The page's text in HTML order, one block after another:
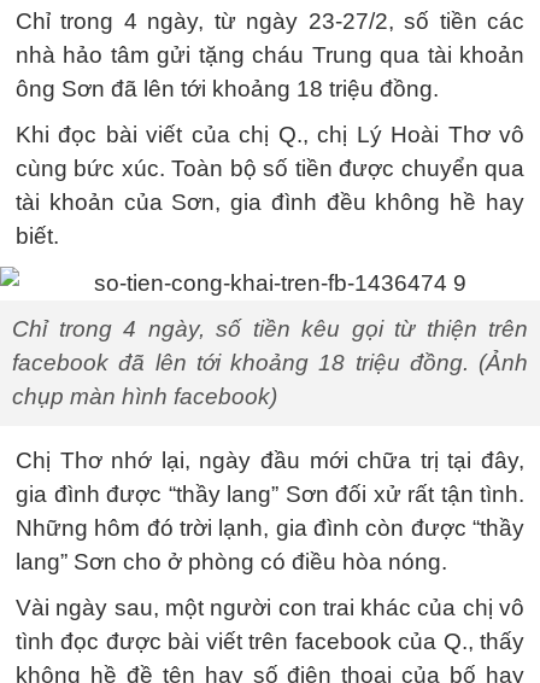
Chỉ trong 4 ngày, từ ngày 23-27/2, số tiền các
nhà hảo tâm gửi tặng cháu Trung qua tài khoản
ông Sơn đã lên tới khoảng 18 triệu đồng.
Khi đọc bài viết của chị Q., chị Lý Hoài Thơ vô
cùng bức xúc. Toàn bộ số tiền được chuyển qua
tài khoản của Sơn, gia đình đều không hề hay
biết.
Chỉ trong 4 ngày, số tiền kêu gọi từ thiện trên
facebook đã lên tới khoảng 18 triệu đồng. (Ảnh
chụp màn hình facebook)
Chị Thơ nhớ lại, ngày đầu mới chữa trị tại đây,
gia đình được “thầy lang” Sơn đối xử rất tận tình.
Những hôm đó trời lạnh, gia đình còn được “thầy
lang” Sơn cho ở phòng có điều hòa nóng.
Vài ngày sau, một người con trai khác của chị vô
tình đọc được bài viết trên facebook của Q., thấy
không hề đề tên hay số điện thoại của bố hay